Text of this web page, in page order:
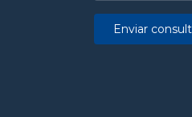
Enviar